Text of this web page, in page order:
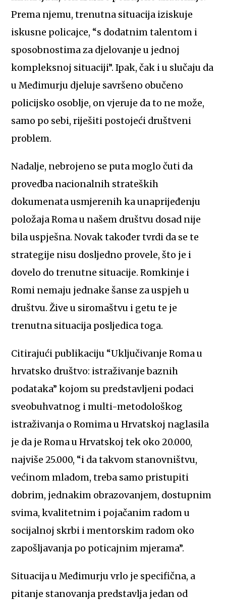
Prema njemu, trenutna situacija iziskuje
iskusne policajce, “s dodatnim talentom i
sposobnostima za djelovanje u jednoj
kompleksnoj situaciji”. Ipak, čak i u slučaju da
u Međimurju djeluje savršeno obučeno
policijsko osoblje, on vjeruje da to ne može,
samo po sebi, riješiti postojeći društveni
problem.
Nadalje, nebrojeno se puta moglo čuti da
provedba nacionalnih strateških
dokumenata usmjerenih ka unaprijeđenju
položaja Roma u našem društvu dosad nije
bila uspješna. Novak također tvrdi da se te
strategije nisu dosljedno provele, što je i
dovelo do trenutne situacije. Romkinje i
Romi nemaju jednake šanse za uspjeh u
društvu. Žive u siromaštvu i getu te je
trenutna situacija posljedica toga.
Citirajući publikaciju “Uključivanje Roma u
hrvatsko društvo: istraživanje baznih
podataka” kojom su predstavljeni podaci
sveobuhvatnog i multi-metodološkog
istraživanja o Romima u Hrvatskoj naglasila
je da je Roma u Hrvatskoj tek oko 20.000,
najviše 25.000, “i da takvom stanovništvu,
većinom mladom, treba samo pristupiti
dobrim, jednakim obrazovanjem, dostupnim
svima, kvalitetnim i pojačanim radom u
socijalnoj skrbi i mentorskim radom oko
zapošljavanja po poticajnim mjerama”.
Situacija u Međimurju vrlo je specifična, a
pitanje stanovanja predstavlja jedan od